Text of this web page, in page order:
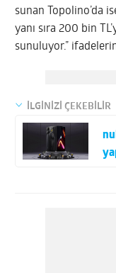
sunan Topolino’da
yanı sıra 200 bin
sunuluyor.”
İLGİNİZİ ÇEKEBİLİR